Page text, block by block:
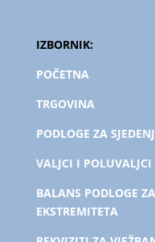
IZBORNIK:
POČETNA
TRGOVINA
PODLOGE ZA
VALJCI I
BALANS PODLOGE
EKSTREMITETA